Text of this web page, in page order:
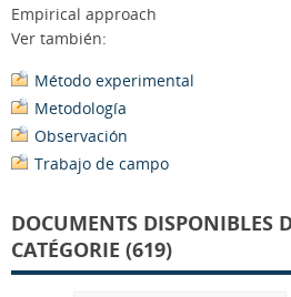
Empirical approach
Ver también:
Método experimental
Metodología
Observación
Trabajo de campo
DOCUMENTS DISPONIBLES
CATÉGORIE (619)